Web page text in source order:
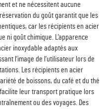
et ne nécessitent aucune
du goût garantit que les
car les récipients en acier
ni goût chimique. L’apparence
inoxydable adaptés aux
l’image de l’utilisateur lors de
Les récipients en acier
de boissons, du café et du thé
leur transport pratique lors
ou des voyages. Des